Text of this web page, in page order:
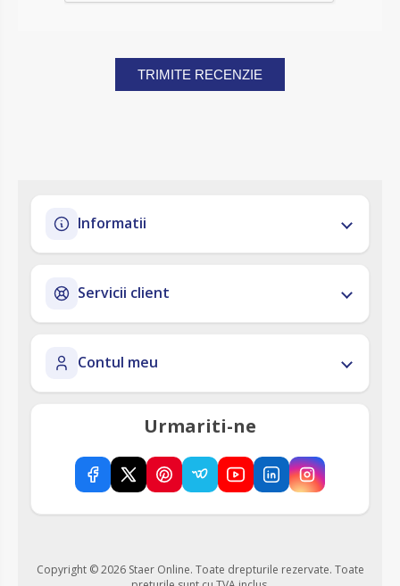
TRIMITE RECENZIE
Informatii
Servicii client
Contul meu
Urmariti-ne
Copyright © 2026 Staer Online. Toate drepturile rezervate. Toate